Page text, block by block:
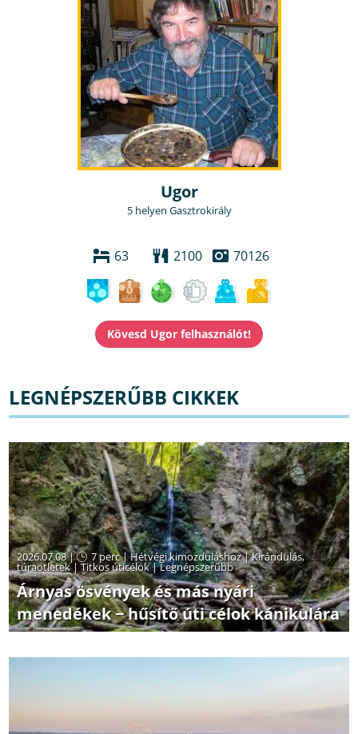
Ugor
5 helyen Gasztrokirály
63 2100 70126
LEGNÉPSZERŰBB CIKKEK
2026.07.08 | 7 perc|Hétvégi kimozduláshoz|Kirándulás,
túraötletek|Titkos úticélok|Legnépszerűbb
Árnyas ösvények és más nyári
menedékek − hűsítő úti célok kánikulára